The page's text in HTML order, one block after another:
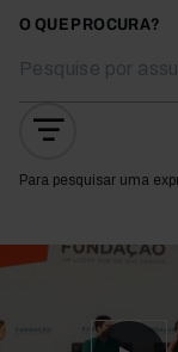
O QUE PROCURA?
Para pesquisar uma